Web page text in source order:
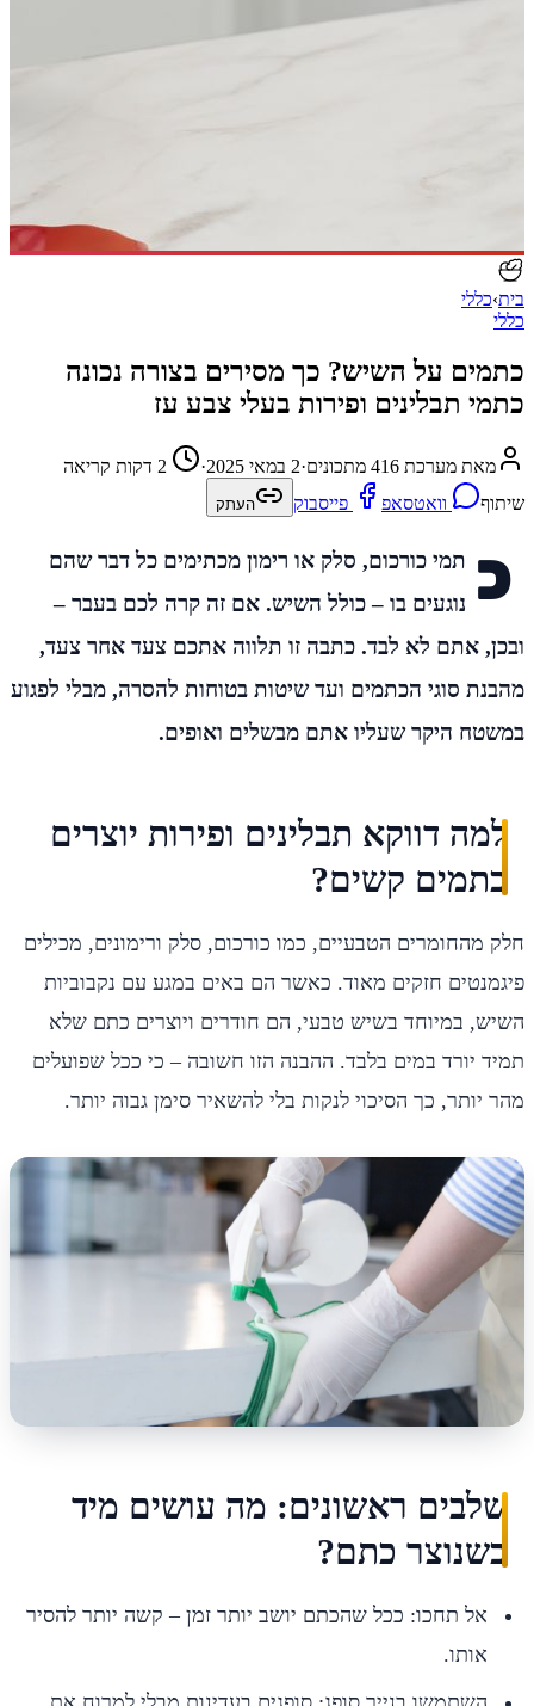
בית›כללי
כללי
כתמים על השיש? כך מסירים בצורה נכונה
כתמי תבלינים ופירות בעלי צבע עז
מאת מערכת 416 מתכונים ·2 במאי 2025 ·
2 דקות קריאה
שיתוף
וואטסאפ פייסבוק העתק
כ תמי כורכום, סלק או רימון מכתימים כל דבר שהם
נוגעים בו – כולל השיש. אם זה קרה לכם בעבר –
ובכן, אתם לא לבד. כתבה זו תלווה אתכם צעד אחר צעד,
מהבנת סוגי הכתמים ועד שיטות בטוחות להסרה, מבלי לפגוע
במשטח היקר שעליו אתם מבשלים ואופים.
למה דווקא תבלינים ופירות יוצרים
כתמים קשים?
חלק מהחומרים הטבעיים, כמו כורכום, סלק ורימונים, מכילים
פיגמנטים חזקים מאוד. כאשר הם באים במגע עם נקבוביות
השיש, במיוחד בשיש טבעי, הם חודרים ויוצרים כתם שלא
תמיד יורד במים בלבד. ההבנה הזו חשובה – כי ככל שפועלים
מהר יותר, כך הסיכוי לנקות בלי להשאיר סימן גבוה יותר.
שלבים ראשונים: מה עושים מיד
כשנוצר כתם?
אל תחכו: ככל שהכתם יושב יותר זמן – קשה יותר להסיר
אותו.